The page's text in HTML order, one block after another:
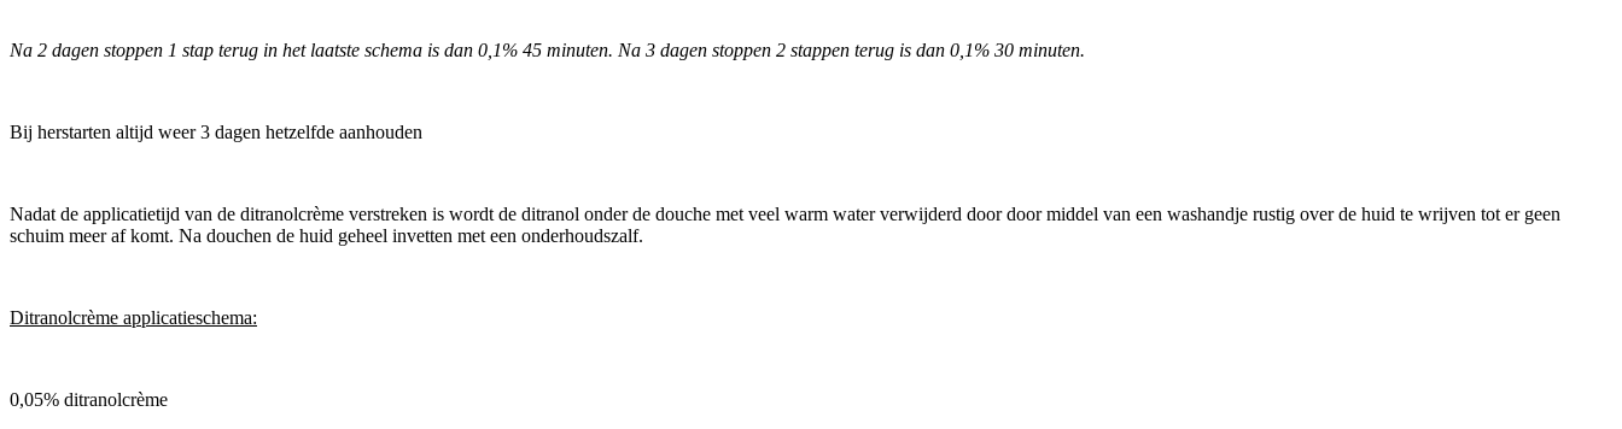
Na 2 dagen stoppen 1 stap terug in het laatste schema is dan 0,1% 45 minuten. Na 3 dagen stoppen 2 stappen terug is dan 0,1% 30 minuten.
Bij herstarten altijd weer 3 dagen hetzelfde aanhouden
Nadat de applicatietijd van de ditranolcrème verstreken is wordt de ditranol onder de douche met veel warm water verwijderd door door middel van een washandje rustig over de huid te wrijven tot er geen
schuim meer af komt. Na douchen de huid geheel invetten met een onderhoudszalf.
Ditranolcrème applicatieschema:
0,05% ditranolcrème